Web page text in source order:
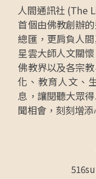
人間通訊社 (The
首個由佛教創辦
總匯，更肩負人
星雲大師人文關
佛教界以及各宗
化、教育人文、
息，讓閱聽大眾
聞相會，刻刻增